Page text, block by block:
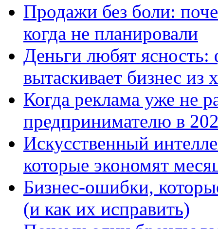
Продажи без боли:
когда не планировали
Деньги любят ясность:
вытаскивает бизнес из
Когда реклама уже не
предпринимателю в
Искусственный
которые экономят
Бизнес-ошибки,
(и как их исправить)